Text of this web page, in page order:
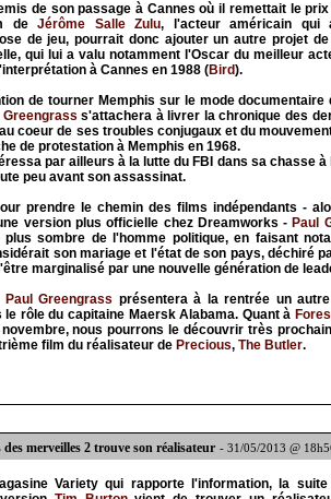
de son passage à Cannes où il remettait le
deJérôme Salle Zulu, l'acteur américain
de jeu, pourrait donc ajouter un autre projet
qui lui a valu notamment l'Oscar du meilleur
à Cannes en 1988 (Bird).
de tourner Memphis sur le mode
Greengrass s'attachera à livrer la chronique des
coeur de ses troubles conjugaux et du
de protestation à Memphis en 1968.
par ailleurs à la lutte du FBI dans sa chasse
peu avant son assassinat.
prendre le chemin des films indépendants -
version plus officielle chez Dreamworks - Paul
plus sombre de l'homme politique, en faisant
son mariage et l'état de son pays, déchiré
marginalisé par une nouvelle génération de
Paul Greengrass présentera à la rentrée un
le rôle du capitaine Maersk Alabama. Quant à
nous pourrons le découvrir très
film du réalisateur de Precious, The Butler.
merveilles 2 trouve son réalisateur - 31/05/2013 @
Variety qui rapporte l'information, la